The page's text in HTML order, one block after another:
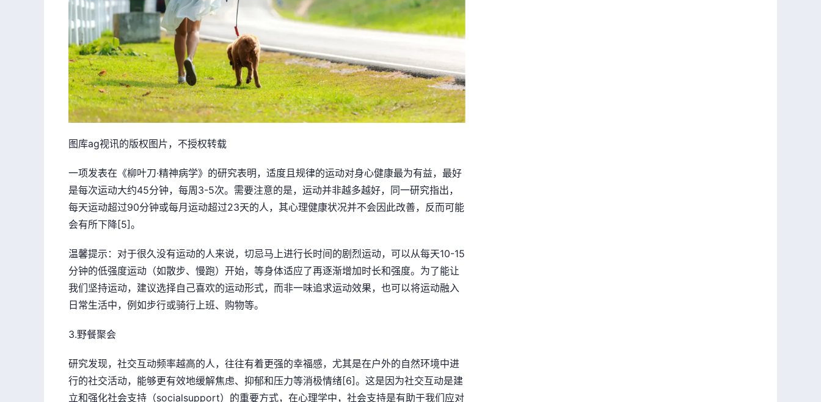
图库ag视讯的版权图片，不授权转载
一项发表在《柳叶刀·精神病学》的研究表明，适度且规律的运动对身心健康最为有益，最好
是每次运动大约45分钟，每周3-5次。需要注意的是，运动并非越多越好，同一研究指出，
每天运动超过90分钟或每月运动超过23天的人，其心理健康状况并不会因此改善，反而可能
会有所下降[5]。
温馨提示：对于很久没有运动的人来说，切忌马上进行长时间的剧烈运动，可以从每天10-15
分钟的低强度运动（如散步、慢跑）开始，等身体适应了再逐渐增加时长和强度。为了能让
我们坚持运动，建议选择自己喜欢的运动形式，而非一味追求运动效果，也可以将运动融入
日常生活中，例如步行或骑行上班、购物等。
3.野餐聚会
研究发现，社交互动频率越高的人，往往有着更强的幸福感，尤其是在户外的自然环境中进
行的社交活动，能够更有效地缓解焦虑、抑郁和压力等消极情绪[6]。这是因为社交互动是建
立和强化社会支持（socialsupport）的重要方式，在心理学中，社会支持是有助于我们应对